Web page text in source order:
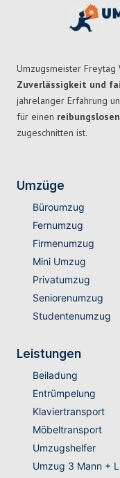
Umzugsmeister
Zuverlässigkeit und
jahrelanger Erfahrung
für einen
zugeschnitten ist.
Umzüge
Büroumzug
Fernumzug
Firmenumzug
Mini Umzug
Privatumzug
Seniorenumzug
Studentenumzug
Leistungen
Beiladung
Entrümpelung
Klaviertransport
Möbeltransport
Umzugshelfer
Umzug 3 Mann +